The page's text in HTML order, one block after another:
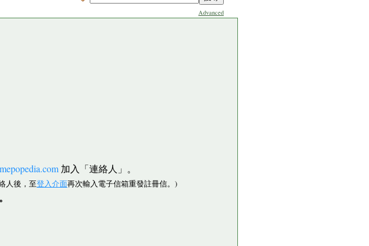
Advanced
加入「連絡人」。
人後，至登入介面再次輸入電子信箱重發註冊信。)